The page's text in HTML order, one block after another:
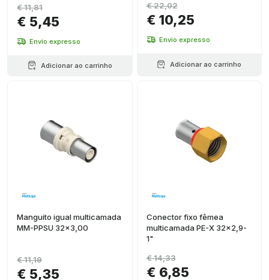
€ 5,45
€ 11,81
Envio expresso
Adicionar ao carrinho
€ 10,25
€ 22,02
Envio expresso
Adicionar ao carrinho
Manguito igual multicamada
MM-PPSU 32x3,00
€ 5,35
€ 11,19
Conector fixo fêmea
multicamada PE-X 32x2,9-
1"
€ 6,85
€ 14,33